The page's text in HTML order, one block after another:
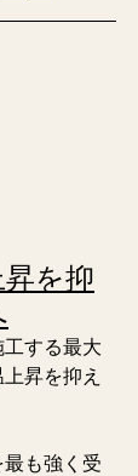
を抑
する最大
昇を抑え
も強く受